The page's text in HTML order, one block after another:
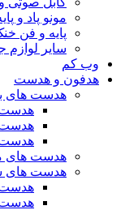
مونو پاد و
پایه و فن
سایر لوازم
وب کم
هدفون و هدست
هدست های
هدست
هدست
هدست
هدست های
هدست های
هدست
هدست